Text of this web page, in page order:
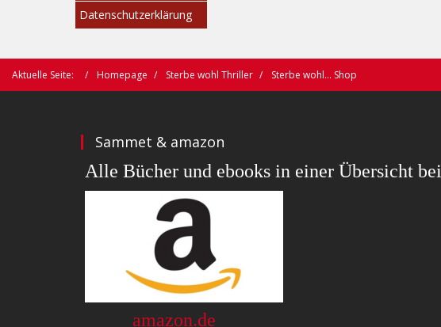
Datenschutzerklärung
Aktuelle Seite: Homepage Sterbe wohl Thriller Sterbe wohl... Shop
Sammet & amazon
Alle Bücher und ebooks in einer Übersicht bei
amazon.de